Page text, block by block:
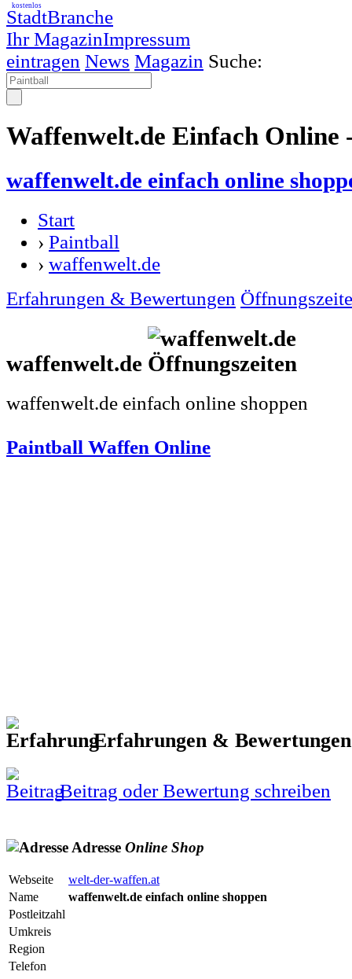
StadtBranche
Ihr MagazinImpressum
kostenlos
eintragen News Magazin Suche:
Waffenwelt.de Einfach Online
waffenwelt.de einfach online
Start
› Paintball
› waffenwelt.de
Erfahrungen & Bewertungen
waffenwelt.de
waffenwelt.de einfach online shoppen
Paintball Waffen Online
Erfahrungen &
Beitrag oder Bewertung schreiben
Adresse Online Shop
Webseite
welt-der-waffen.at
Name
waffenwelt.de einfach online shoppen
Postleitzahl
Umkreis
Region
Telefon